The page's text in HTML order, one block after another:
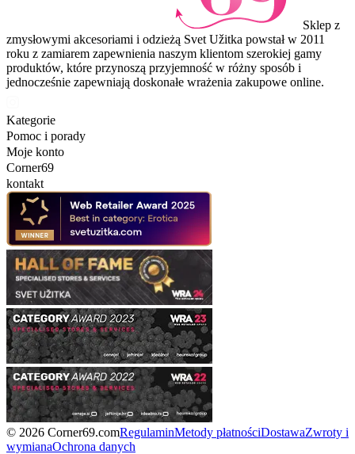
Sklep z
zmysłowymi akcesoriami i odzieżą Svet Užitka powstał w 2011
roku z zamiarem zapewnienia naszym klientom szerokiej gamy
produktów, które przynoszą przyjemność w różny sposób i
jednocześnie zapewniają doskonałe wrażenia zakupowe online.
Kategorie
Pomoc i porady
Moje konto
Corner69
kontakt
© 2026 Corner69.comRegulaminMetody płatnościDostawaZwroty i
wymianaOchrona danych